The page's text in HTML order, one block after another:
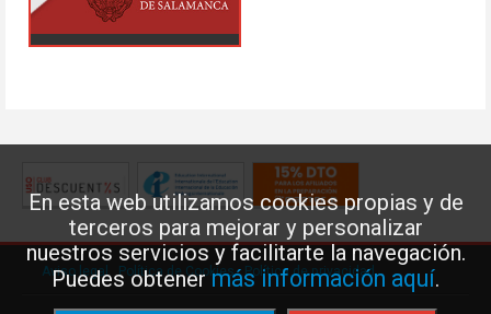
En esta web utilizamos cookies propias y de
terceros para mejorar y personalizar
nuestros servicios y facilitarte la navegación.
Puedes obtenermás información aquí.
Aviso legal·Política de Cookies·Política de privacidad